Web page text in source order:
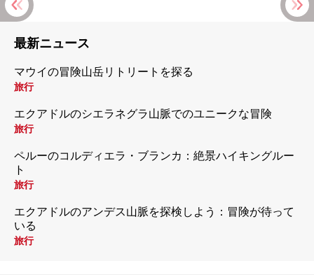
最新ニュース
マウイの冒険山岳リトリートを探る
旅行
エクアドルのシエラネグラ山脈でのユニークな冒険
旅行
ペルーのコルディエラ・ブランカ：絶景ハイキングルー
ト
旅行
エクアドルのアンデス山脈を探検しよう：冒険が待って
いる
旅行